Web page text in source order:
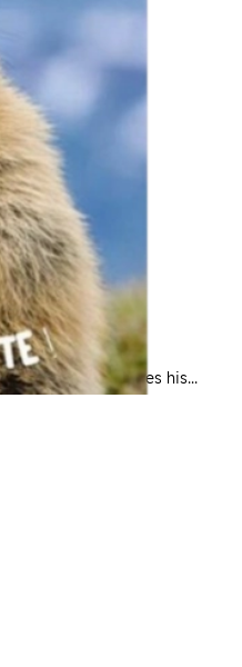
Ida pour leurs belles his...